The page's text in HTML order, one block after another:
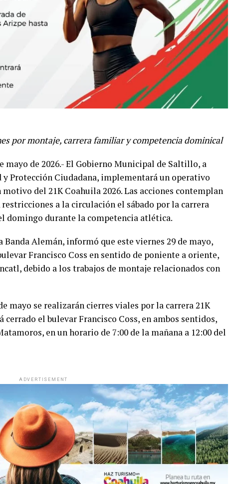
por montaje, carrera familiar y competencia dominical
mayo de 2026.- El Gobierno Municipal de Saltillo, a
Protección Ciudadana, implementará un operativo
del 21K Coahuila 2026. Las acciones contemplan
a la circulación el sábado por la carrera
domingo durante la competencia atlética.
Alemán, informó que este viernes 29 de mayo,
Francisco Coss en sentido de poniente a oriente,
debido a los trabajos de montaje relacionados con
mayo se realizarán cierres viales por la carrera 21K
el bulevar Francisco Coss, en ambos sentidos,
en un horario de 7:00 de la mañana a 12:00 del
ADVERTISEMENT